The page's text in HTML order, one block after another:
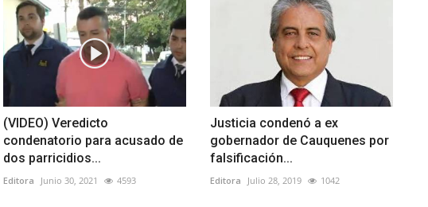
(VIDEO) Veredicto
condenatorio para acusado de
dos parricidios...
Editora Junio 30, 2021 4593
Justicia condenó a ex
gobernador de Cauquenes por
falsificación...
Editora Julio 28, 2019 1042